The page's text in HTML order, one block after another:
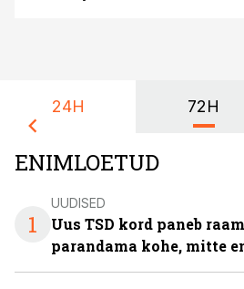
24H 72H
ENIMLOETUD
1
UUDISED
Uus TSD kord paneb
parandama kohe, mitte